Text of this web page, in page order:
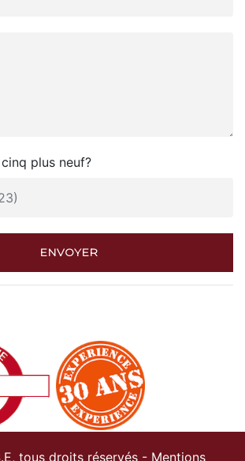
plus neuf?
ENVOYER
tous droits réservés - Mentions